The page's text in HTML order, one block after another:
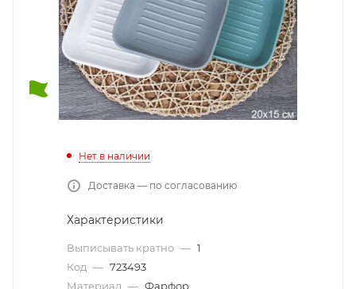
Нет в наличии
Доставка — по согласованию
Характеристики
Выписывать кратно — 1
Код — 723493
Материал — Фарфор